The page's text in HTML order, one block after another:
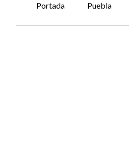
Portada Puebla